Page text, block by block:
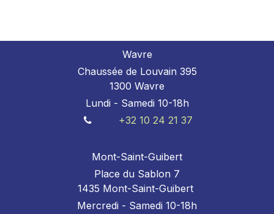
Wavre
Chaussée de Louvain 395
1300 Wavre
Lundi - Samedi 10-18h
+32 10 24 21 37
Mont-Saint-Guibert
Place du Sablon 7
1435 Mont-Saint-Guibert
Mercredi - Samedi 10-18h